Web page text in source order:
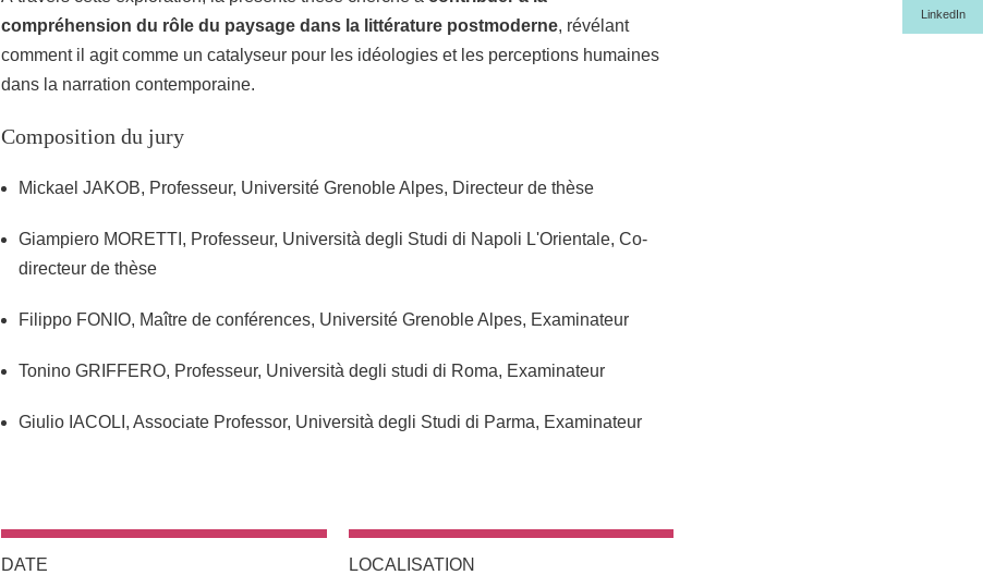
LinkedIn
compréhension du rôle du paysage dans la littérature postmoderne, révélant
comment il agit comme un catalyseur pour les idéologies et les perceptions humaines
dans la narration contemporaine.
Composition du jury
Mickael JAKOB, Professeur, Université Grenoble Alpes, Directeur de thèse
Giampiero MORETTI, Professeur, Università degli Studi di Napoli L'Orientale, Co-
directeur de thèse
Filippo FONIO, Maître de conférences, Université Grenoble Alpes, Examinateur
Tonino GRIFFERO, Professeur, Università degli studi di Roma, Examinateur
Giulio IACOLI, Associate Professor, Università degli Studi di Parma, Examinateur
DATE LOCALISATION